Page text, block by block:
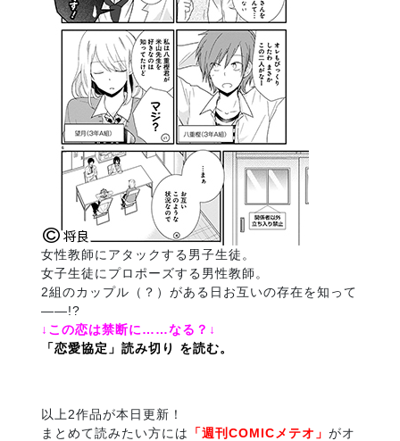
女性教師にアタックする男子生徒。
女子生徒にプロポーズする男性教師。
2組のカップル（？）がある日お互いの存在を知って
――!?
↓この恋は禁断に……なる？↓
「恋愛協定」読み切り を読む。
以上2作品が本日更新！
まとめて読みたい方には
「週刊COMICメテオ」 がオ